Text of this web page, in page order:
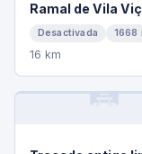
Ramal de Vila
Desactivada 1668
16 km
🛤️